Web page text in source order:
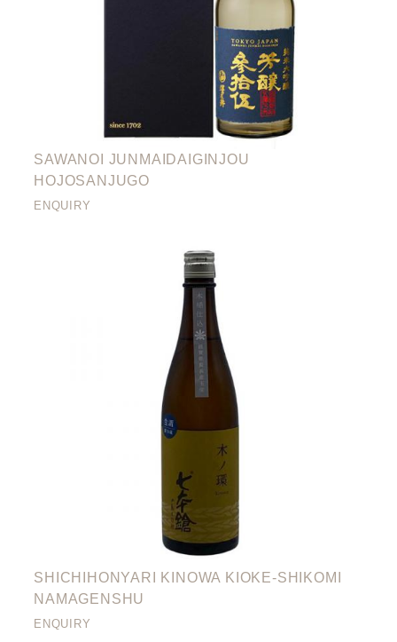
SAWANOI JUNMAIDAIGINJOU
HOJOSANJUGO
ENQUIRY
SHICHIHONYARI KINOWA KIOKE-SHIKOMI
NAMAGENSHU
ENQUIRY